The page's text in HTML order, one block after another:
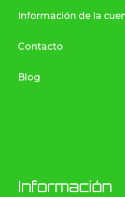
Información de la
Contacto
Blog
Información